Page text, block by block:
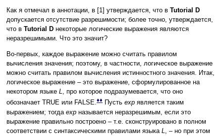
Как я отмечал в аннотации, в [1] утверждается, что в Tutorial D
допускается отсутствие разрешимости; более точно, утверждается,
что в Tutorial D некоторые логические выражения являются
неразрешимыми. Что это значит?
Во-первых, каждое выражение можно считать правилом
вычисления значения; поэтому, в частности, логическое выражение
можно считать правилом вычисления истинностного значения. Итак,
логическое выражение – это выражение, сформулированное на
некотором языке L, про которое подразумевается, что оно
обозначает TRUE или FALSE.♦♦ Пусть exp является таким
выражением; тогда exp называется неразрешимым, если это
выражение правильно построено – т.е. сконструировано в полном
соответствии с синтаксическими правилами языка L
, – но при этом